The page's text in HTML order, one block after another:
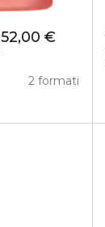
52,00 €
2 formati